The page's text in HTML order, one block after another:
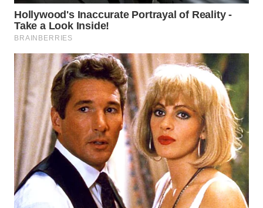
KUNINGAN
WN
WN
SUBANG
WN
SUKABUMI
WN
PURWAKARTA